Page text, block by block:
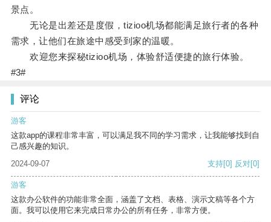
景点。
无论是出差还是度假，tizioo机场都能满足旅行者的各种
需求，让他们在旅途中感受到家的温暖。
欢迎您来探秘tizioo机场，体验舒适便捷的旅行体验。
#3#
评论
游客
这款app的课程非常丰富，可以满足我不同的学习需求，让我能够找到自
己感兴趣的知识。
2024-09-07
支持[0] 反对[0]
游客
这款办公软件的功能非常全面，涵盖了文档、表格、演示文稿等各个方
面。我可以使用它来完成日常办公的所有任务，非常方便。